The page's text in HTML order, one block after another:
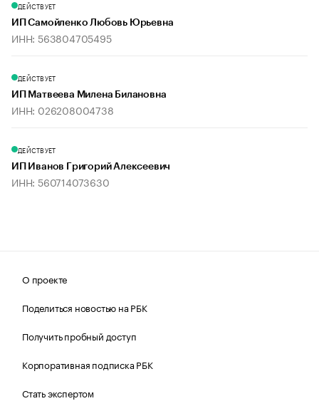
ДЕЙСТВУЕТ
ИП Самойленко Любовь Юрьевна
ИНН: 563804705495
ДЕЙСТВУЕТ
ИП Матвеева Милена Билановна
ИНН: 026208004738
ДЕЙСТВУЕТ
ИП Иванов Григорий Алексеевич
ИНН: 560714073630
О проекте
Поделиться новостью на РБК
Получить пробный доступ
Корпоративная подписка РБК
Стать экспертом